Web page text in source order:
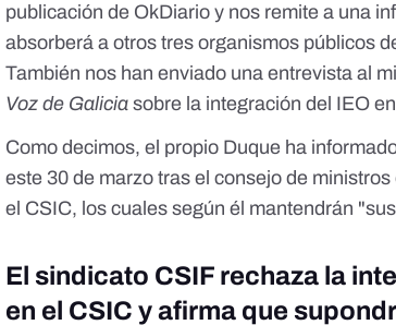
publicación de OkDiario y nos remite a una
absorberá a otros tres organismos públicos
También nos han enviado una entrevista al
Voz de Galicia sobre la integración del IEO
Como decimos, el propio Duque ha
este 30 de marzo tras el consejo de
el CSIC, los cuales según él mantendrán
El sindicato CSIF rechaza la
en el CSIC y afirma que